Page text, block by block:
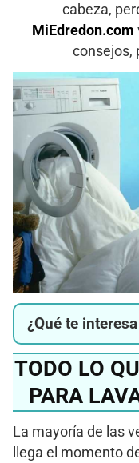
cabeza,
MiEdredon.com
consejos,
¿Qué te
TODO LO
PARA
La mayoría de las
llega el momento